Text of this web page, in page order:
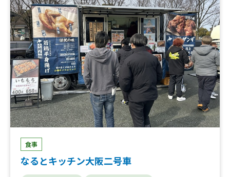
ボウル(ミディアムサイズ)、ハワイアンカップパンケーキ
(アイスのせ)、ハワイアンカップパンケーキ(バニラ生クリ
ーム)、ロングチョロバー(アイスのせ)、ワッフルサンド、
BBQポークプレート、ロコモコカレープレート、チキンオ
ーバーライス、牛ステーキプレート、ガーリックアヒステ
ーキプレート、炙りポキプレート、チョコレートドリンク
(HOT・ICE)、ロングチョロバー、ミックスナッツ、チキ
ンソテー、国産根菜の筑前煮、アヒ(マグロ)ステーキ、紅
芋コロッケ、オーガニックアサイーボウル（ハーフサイ
ズ）、オーガニックアサイーボウル（レギュラーサイ
ズ）、tea、drink_ラテ①、drink_ラテ②、ハワイアンド
ーナツ「マラサダ」、カラフルソーダ、ポテト&チーズド
ッグ(2コ)、ポテト&カレーボール(2コ)、ポテト&モチコチ
キン(大2コ)、やきにく丼、ハワイアンポーク丼、ビッグモ
チコチキン丼／BIG MOCHIKO CHICKEN BOWL、熟成牛の
ローストビーフ丼／ROAST BEEF BOWL、ゴロっとミート
食事
なるとキッチン大阪二号車